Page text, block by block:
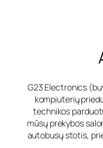
G23 Electronics
kompiuterių
technikos
mūsų prekybos
autobusų stotis,